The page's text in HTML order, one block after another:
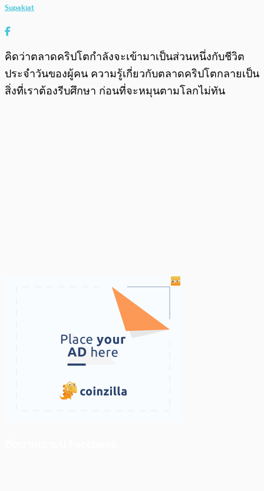
Supakiat
คิดว่าตลาดคริปโตกำลังจะเข้ามาเป็นส่วนหนึ่งกับชีวิต
ประจำวันของผู้คน ความรู้เกี่ยวกับตลาดคริปโตกลายเป็น
สิ่งที่เราต้องรีบศึกษา ก่อนที่จะหมุนตามโลกไม่ทัน